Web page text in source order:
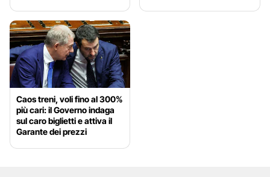
Caos treni, voli fino al 300%
più cari: il Governo indaga
sul caro biglietti e attiva il
Garante dei prezzi